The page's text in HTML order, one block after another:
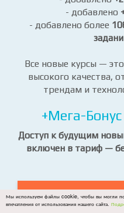
Мы используем файлы cookie, чтобы вы могли
впечатления от использования нашего сайта.
- доступно для
- добавлено
- добавлено более
Все новые курсы —
высокого качества,
трендам и
+Мега-
включен в тариф —